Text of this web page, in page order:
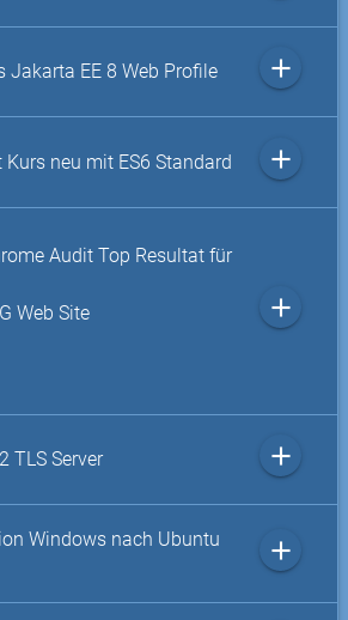
Jakarta EE 8 Web Profile add
neu mit ES6 Standard add
Audit Top Resultat für
Web Site add
TLS Server add
Windows nach Ubuntu
add